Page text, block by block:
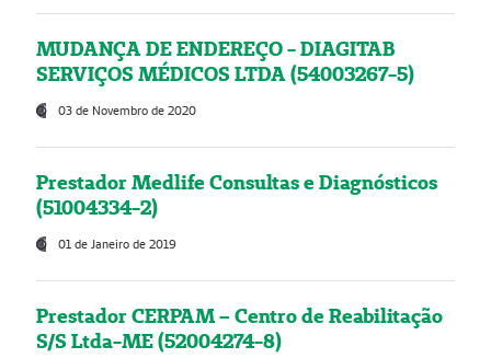
MUDANÇA DE ENDEREÇO - DIAGITAB
SERVIÇOS MÉDICOS LTDA (54003267-5)
03 de Novembro de 2020
Prestador Medlife Consultas e Diagnósticos
(51004334-2)
01 de Janeiro de 2019
Prestador CERPAM – Centro de Reabilitação
S/S Ltda-ME (52004274-8)